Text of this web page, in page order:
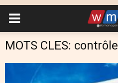
MOTS CLES: contrôle